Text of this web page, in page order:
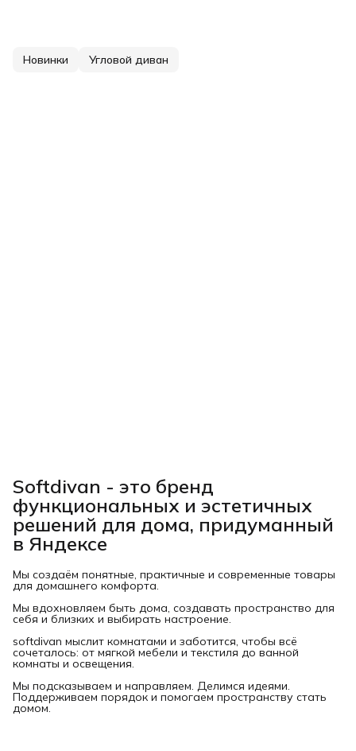
Новинки Угловой диван
Softdivan - это бренд
функциональных и эстетичных
решений для дома, придуманный
в Яндексе
Мы создаём понятные, практичные и современные товары
для домашнего комфорта.
Мы вдохновляем быть дома, создавать пространство для
себя и близких и выбирать настроение.
softdivan мыслит комнатами и заботится, чтобы всё
сочеталось: от мягкой мебели и текстиля до ванной
комнаты и освещения.
Мы подсказываем и направляем. Делимся идеями.
Поддерживаем порядок и помогаем пространству стать
домом.